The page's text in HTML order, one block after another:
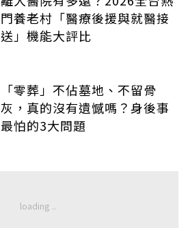
門養老村「醫療後援與就醫接
送」機能大評比
「零葬」不佔墓地、不留骨
灰，真的沒有遺憾嗎？身後事
最怕的3大問題